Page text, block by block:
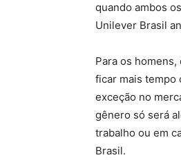
quando ambos
Unilever Brasil
Para os
ficar mais tempo
exceção no
gênero só será
trabalho ou em
Brasil.